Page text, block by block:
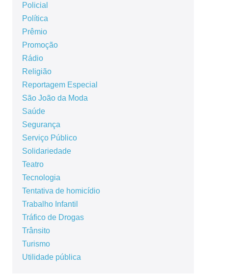
Policial
Política
Prêmio
Promoção
Rádio
Religião
Reportagem Especial
São João da Moda
Saúde
Segurança
Serviço Público
Solidariedade
Teatro
Tecnologia
Tentativa de homicídio
Trabalho Infantil
Tráfico de Drogas
Trânsito
Turismo
Utilidade pública